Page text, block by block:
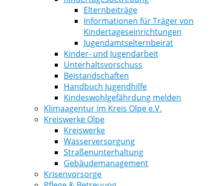
Elternbeiträge
Informationen für Träger von
Kindertageseinrichtungen
Jugendamtselternbeirat
Kinder- und Jugendarbeit
Unterhaltsvorschuss
Beistandschaften
Handbuch Jugendhilfe
Kindeswohlgefährdung melden
Klimaagentur im Kreis Olpe e.V.
Kreiswerke Olpe
Kreiswerke
Wasserversorgung
Straßenunterhaltung
Gebäudemanagement
Krisenvorsorge